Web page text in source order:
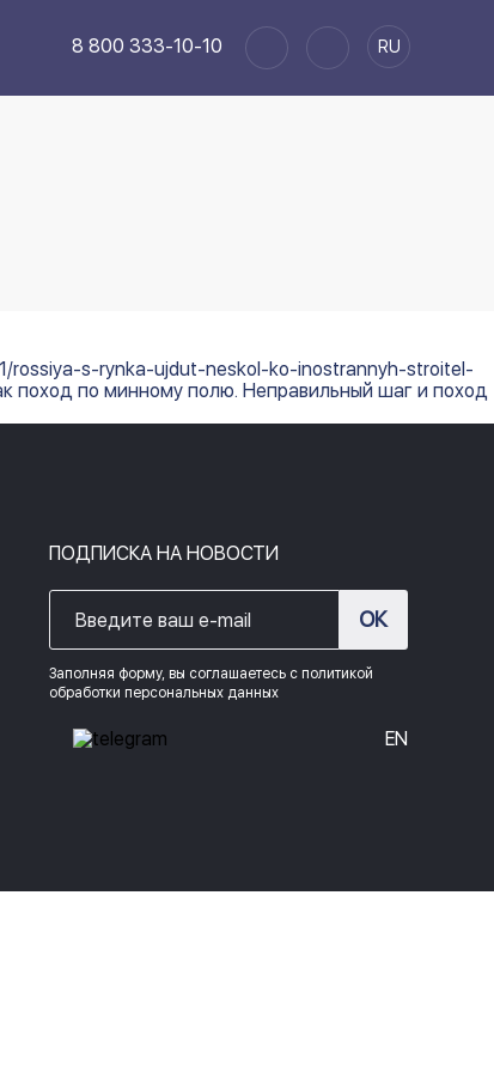
8 800 333-10-10 RU
rossiya-s-rynka-ujdut-neskol-ko-inostrannyh-stroitel-
поход по минному полю. Неправильный шаг и поход
ПОДПИСКА НА НОВОСТИ
ОК
Заполняя форму, вы соглашаетесь с политикой
обработки персональных данных
EN